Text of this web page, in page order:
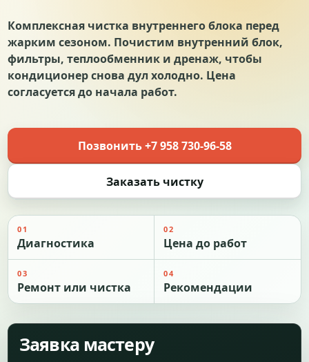
Комплексная чистка внутреннего блока перед
жарким сезоном. Почистим внутренний блок,
фильтры, теплообменник и дренаж, чтобы
кондиционер снова дул холодно. Цена
согласуется до начала работ.
Позвонить +7 958 730-96-58
Заказать чистку
01
Диагностика
02
Цена до работ
03
Ремонт или чистка
04
Рекомендации
Заявка мастеру